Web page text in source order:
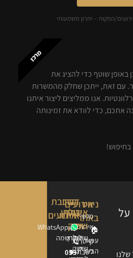
הפקות – יתרון משמעותי
מרכז
שוטף כדי להציג את
עם זאת, ייתכן שחלק מהמשרות
אנו ממליצים ליצור איתנו
אתכם, כדי לוודא את זמינותה
על
שלנו
ניווט
באתר
🏠
עמוד
הבית
אירועים
מגשי
אירוח
קייטרינג
לשבת
אירועי
שוק
שולחן
שוק
שולחן
שוק
שולחן
שוק
הרכבת
אירועים
✍️
הרשמה
🔑
דברו
איתנו
WhatsApp
📞
053-